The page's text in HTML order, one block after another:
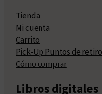
Tienda
Mi cuenta
Carrito
Pick-Up Puntos de retiro
Cómo comprar
Libros digitales